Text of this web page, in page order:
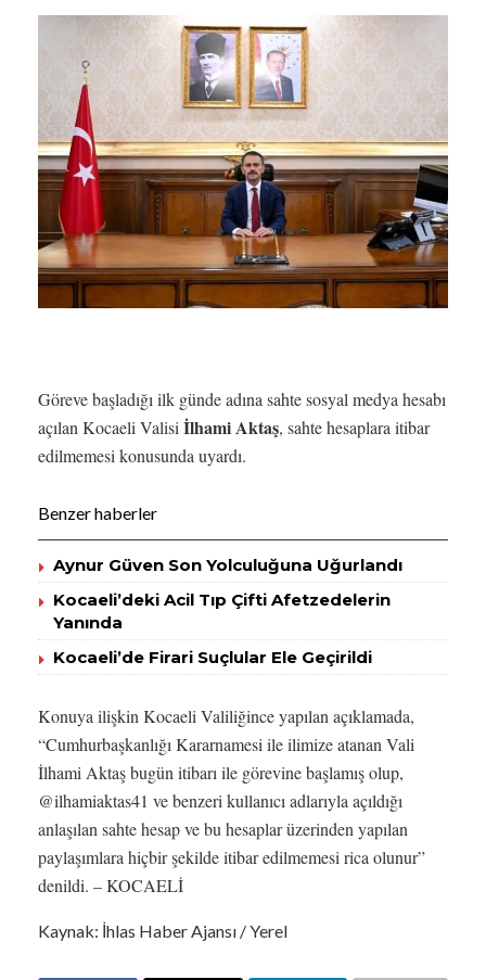
Göreve başladığı ilk günde adına sahte sosyal medya hesabı
açılan Kocaeli Valisi İlhami Aktaş, sahte hesaplara itibar
edilmemesi konusunda uyardı.
Benzer haberler
Aynur Güven Son Yolculuğuna Uğurlandı
Kocaeli’deki Acil Tıp Çifti Afetzedelerin
Yanında
Kocaeli’de Firari Suçlular Ele Geçirildi
Konuya ilişkin Kocaeli Valiliğince yapılan açıklamada,
“Cumhurbaşkanlığı Kararnamesi ile ilimize atanan Vali
İlhami Aktaş bugün itibarı ile görevine başlamış olup,
@ilhamiaktas41 ve benzeri kullanıcı adlarıyla açıldığı
anlaşılan sahte hesap ve bu hesaplar üzerinden yapılan
paylaşımlara hiçbir şekilde itibar edilmemesi rica olunur”
denildi. – KOCAELİ
Kaynak: İhlas Haber Ajansı / Yerel